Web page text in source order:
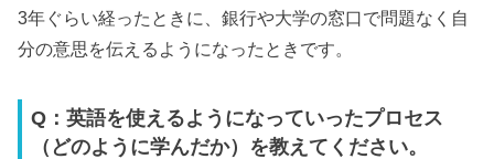
3年ぐらい経ったときに、銀行や大学の窓口で問題なく自
分の意思を伝えるようになったときです。
Q：英語を使えるようになっていったプロセス
（どのように学んだか）を教えてください。